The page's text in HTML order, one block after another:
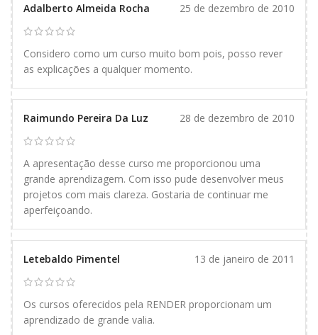
Adalberto Almeida Rocha 25 de dezembro de 2010
Considero como um curso muito bom pois, posso rever
as explicações a qualquer momento.
Raimundo Pereira Da Luz 28 de dezembro de 2010
A apresentação desse curso me proporcionou uma
grande aprendizagem. Com isso pude desenvolver meus
projetos com mais clareza. Gostaria de continuar me
aperfeiçoando.
Letebaldo Pimentel 13 de janeiro de 2011
Os cursos oferecidos pela RENDER proporcionam um
aprendizado de grande valia.